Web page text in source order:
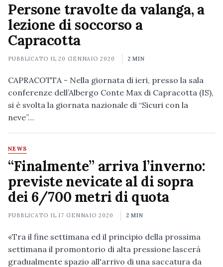
Persone travolte da valanga, a
lezione di soccorso a
Capracotta
PUBBLICATO IL20 GENNAIO 2020 2 MIN
CAPRACOTTA - Nella giornata di ieri, presso la sala
conferenze dell’Albergo Conte Max di Capracotta (IS),
si è svolta la giornata nazionale di “Sicuri con la
neve”…
NEWS
“Finalmente” arriva l’inverno:
previste nevicate al di sopra
dei 6/700 metri di quota
PUBBLICATO IL17 GENNAIO 2020 2 MIN
«Tra il fine settimana ed il principio della prossima
settimana il promontorio di alta pressione lascerà
gradualmente spazio all'arrivo di una saccatura da